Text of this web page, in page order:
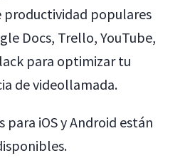
productividad populares
Docs, Trello, YouTube,
para optimizar tu
de videollamada.
para iOS y Android están